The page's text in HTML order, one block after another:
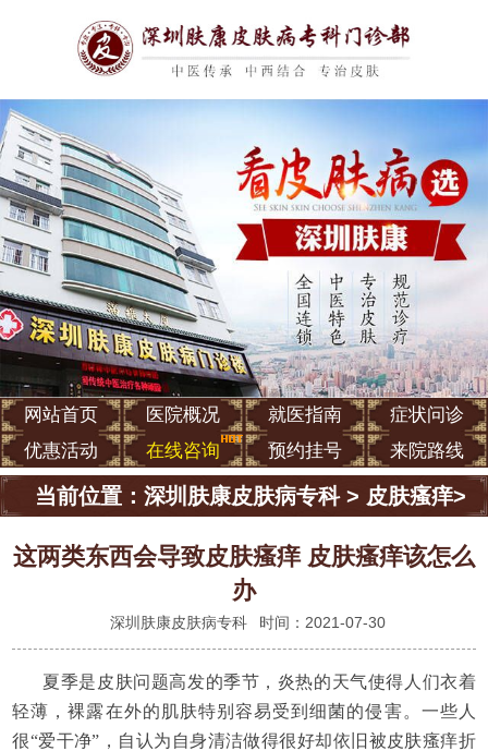
网站首页 医院概况 就医指南
症状问诊
优惠活动
在线咨询 预约挂号 来院路线
当前位置： 深圳肤康皮肤病专科> 皮肤瘙痒>
这两类东西会导致皮肤瘙痒 皮肤瘙痒该怎么
办
深圳肤康皮肤病专科 时间：2021-07-30
夏季是皮肤问题高发的季节，炎热的天气使得人们衣着
轻薄，裸露在外的肌肤特别容易受到细菌的侵害。一些人
很“爱干净”，自认为自身清洁做得很好却依旧被皮肤瘙痒折